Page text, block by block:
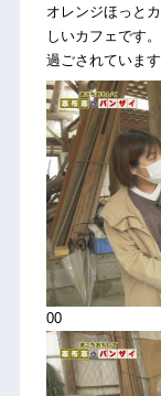
オレンジほっと
しいカフェです
過ごされています
00